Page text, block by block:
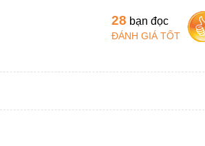
28 bạn đọc
ĐÁNH GIÁ TỐT